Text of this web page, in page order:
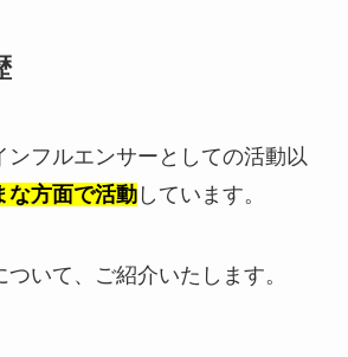
ンフルエンサーとしての活動以
な方面で活動しています。
いて、ご紹介いたします。